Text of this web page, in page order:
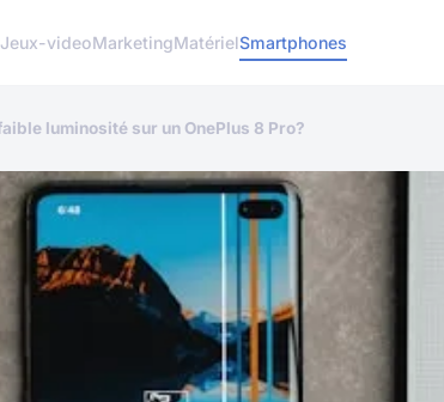
Jeux-videoMarketingMatérielSmartphones
luminosité sur un OnePlus 8 Pro?